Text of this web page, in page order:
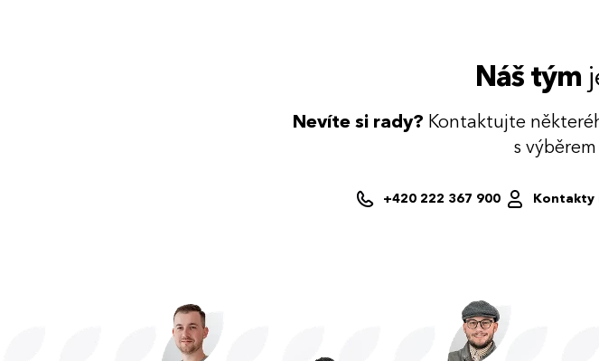
Náš tým
Nevíte si rady? Kontaktujte
s
+420 222 367 900 Kontakty